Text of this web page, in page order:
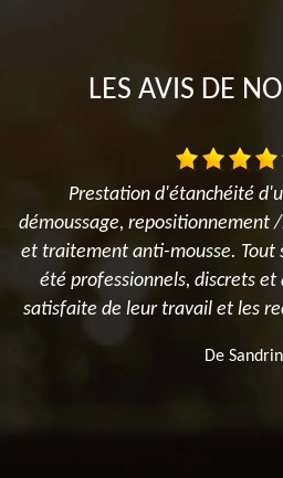
LES AVIS DE
Prestation d'étanchéité
démoussage, repositionnement
et traitement anti-mousse. Tout
été professionnels, discrets et
satisfaite de leur travail et les
De